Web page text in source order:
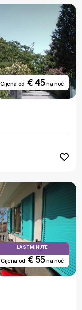
Cijena od € 45na noć
LAST MINUTE
Cijena od € 55na noć